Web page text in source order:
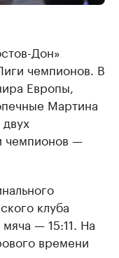
Дон»
чемпионов. В
Европы,
Мартина
чемпионов —
клуба
— 15:11. На
времени